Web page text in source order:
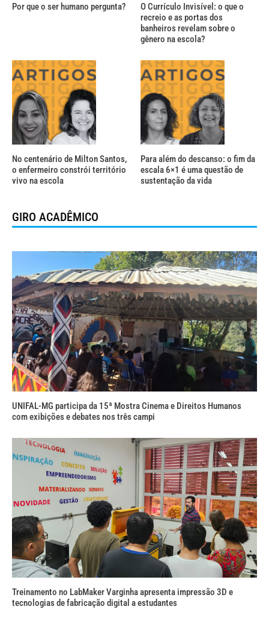
Por que o ser humano pergunta?
O Currículo Invisível: o que o
recreio e as portas dos
banheiros revelam sobre o
gênero na escola?
No centenário de Milton Santos,
o enfermeiro constrói território
vivo na escola
Para além do descanso: o fim da
escala 6×1 é uma questão de
sustentação da vida
GIRO ACADÊMICO
UNIFAL-MG participa da 15ª Mostra Cinema e Direitos Humanos
com exibições e debates nos três campi
Treinamento no LabMaker Varginha apresenta impressão 3D e
tecnologias de fabricação digital a estudantes